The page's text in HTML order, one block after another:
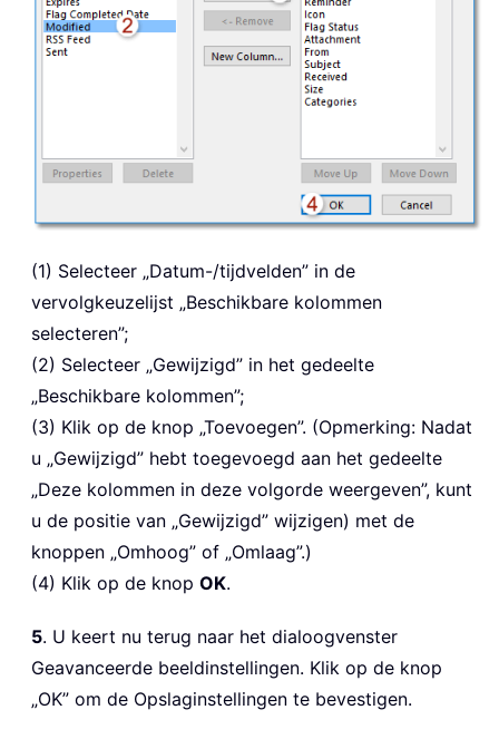
(1) Selecteer „Datum-/tijdvelden” in de
vervolgkeuzelijst „Beschikbare kolommen
selecteren”;
(2) Selecteer „Gewijzigd” in het gedeelte
„Beschikbare kolommen”;
(3) Klik op de knop „Toevoegen”. (Opmerking: Nadat
u „Gewijzigd” hebt toegevoegd aan het gedeelte
„Deze kolommen in deze volgorde weergeven”, kunt
u de positie van „Gewijzigd” wijzigen) met de
knoppen „Omhoog” of „Omlaag”.)
(4) Klik op de knop OK.
5. U keert nu terug naar het dialoogvenster
Geavanceerde beeldinstellingen. Klik op de knop
„OK” om de Opslaginstellingen te bevestigen.